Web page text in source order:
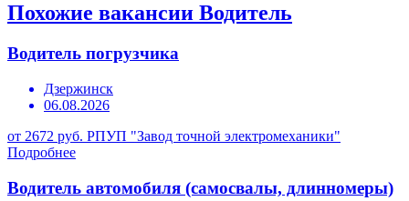
Похожие вакансии Водитель
Водитель погрузчика
Дзержинск
06.08.2026
от 2672 руб. РПУП "Завод точной электромеханики"
Подробнее
Водитель автомобиля (самосвалы, длинномеры)